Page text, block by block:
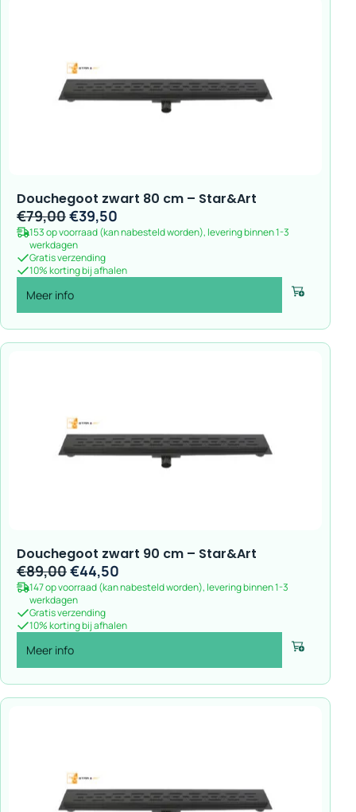
Douchegoot zwart 80 cm – Star&Art
€79,00Oorspronkelijke
prijs
was:
€79,00.
€39,50
prijs
€39,50.
153 op voorraad (kan nabesteld worden), levering binnen 1-3
werkdagen
Gratis verzending
10% korting bij afhalen
Meer info Voeg toe
Douchegoot zwart 90 cm – Star&Art
€89,00Oorspronkelijke
prijs
was:
€89,00.
€44,50
prijs
€44,50.
147 op voorraad (kan nabesteld worden), levering binnen 1-3
werkdagen
Gratis verzending
10% korting bij afhalen
Meer info Voeg toe